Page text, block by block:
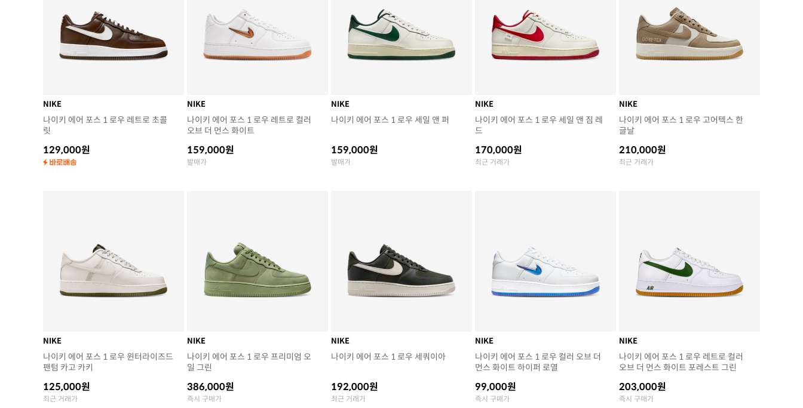
NIKE
나이키 에어 포스 1 로우 레트로 초콜
릿
129,000원
NIKE
나이키 에어 포스 1 로우 레트로 컬러
오브 더 먼스 화이트
159,000원
발매가
NIKE
나이키 에어 포스 1 로우 세일 앤 퍼
159,000원
발매가
NIKE
나이키 에어 포스 1 로우 세일 앤 짐 레
드
170,000원
최근 거래가
NIKE
나이키 에어 포스 1 로우 고어텍스 한
글날
210,000원
최근 거래가
NIKE
나이키 에어 포스 1 로우 윈터라이즈드
팬텀 카고 카키
125,000원
최근 거래가
NIKE
나이키 에어 포스 1 로우 프리미엄 오
일 그린
386,000원
즉시 구매가
NIKE
나이키 에어 포스 1 로우 세쿼이아
192,000원
최근 거래가
NIKE
나이키 에어 포스 1 로우 컬러 오브 더
먼스 화이트 하이퍼 로열
99,000원
즉시 구매가
NIKE
나이키 에어 포스 1 로우 레트로 컬러
오브 더 먼스 화이트 포레스트 그린
203,000원
즉시 구매가